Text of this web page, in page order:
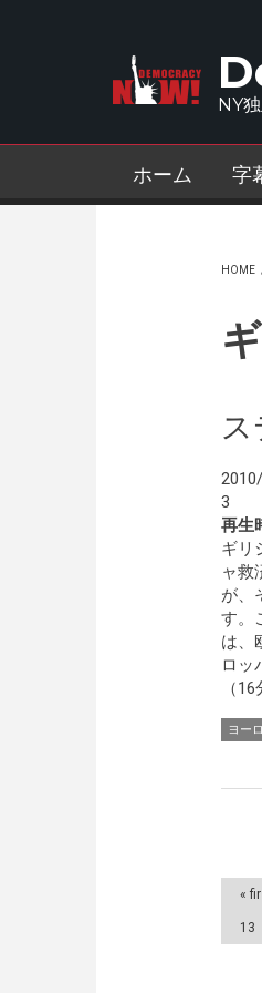
NY
ホーム 字
HOME
ス
3
再生
ギリ
ャ救
が、
す。
は、
ロッ
（16
ヨー
«
13